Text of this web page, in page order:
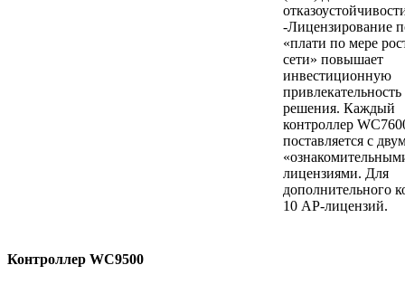
-Лицензирование
«плати по мере
сети» повышает
инвестиционную
привлекательность
решения. Каждый
контроллер
поставляется с
лицензиями. Для
дополнительного
10 AP-лицензий.
Контроллер WC9500